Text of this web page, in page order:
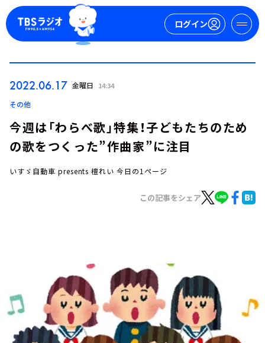
ログイン
お知らせ
イベント・グッズ
YouTube
会社情報
2022.06.17 金曜日 14:34
その他
今週は「わらべ歌」特集！子どもたちのため
の歌をつくった”作曲家”に注目
いすゞ自動車 presents 檀れい 今日の1ページ
この記事をシェア